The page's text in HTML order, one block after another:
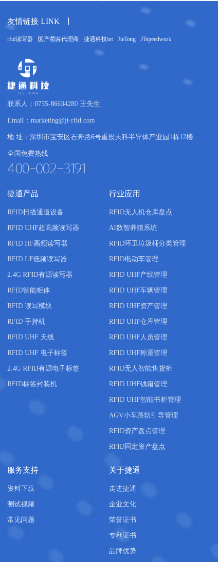
友情链接 LINK
rfid读写器 国产芯片代理商 捷通科技iot JieTong JTspeedwork
联系人：0755-86634280 王先生
Email：marketing@jt-rfid.com
地 址：深圳市宝安区石奔路6号重投天科半导体产业园1栋12楼
全国免费热线
400-002-3191
捷通产品
RFID扫描通道设备
RFID UHF超高频读写器
RFID HF高频读写器
RFID LF低频读写器
2.4G RFID有源读写器
RFID智能柜体
RFID 读写模块
RFID 手持机
RFID UHF 天线
RFID UHF 电子标签
2.4G RFID有源电子标签
RFID标签封装机
行业应用
RFID无人机仓库盘点
AI数智养殖系统
RFID环卫垃圾桶分类管理
RFID电动车管理
RFID UHF产线管理
RFID UHF车辆管理
RFID UHF资产管理
RFID UHF仓库管理
RFID UHF人员管理
RFID UHF称重管理
RFID无人智能售货柜
RFID UHF钱箱管理
RFID UHF智能书柜管理
AGV小车路轨引导管理
RFID资产盘点管理
RFID固定资产盘点
服务支持
资料下载
测试视频
常见问题
关于捷通
走进捷通
企业文化
荣誉证书
专利证书
品牌优势